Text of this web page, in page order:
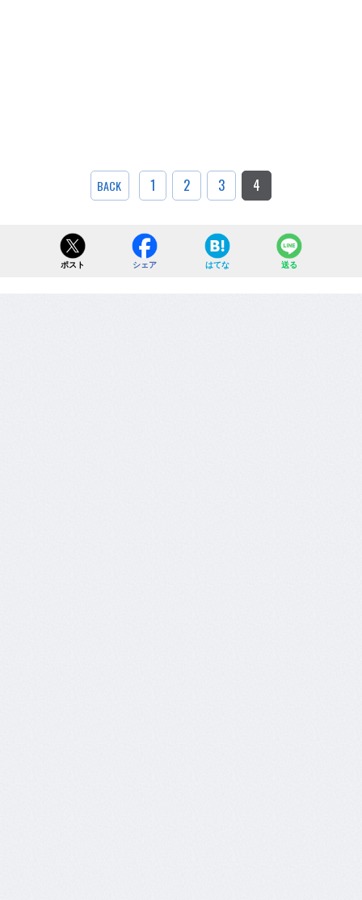
BACK 1 2 3 4
ポスト シェア はてな 送る